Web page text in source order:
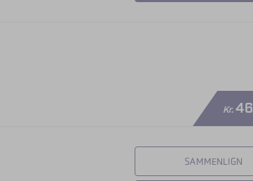
Kr.46
SAMMENLIGN